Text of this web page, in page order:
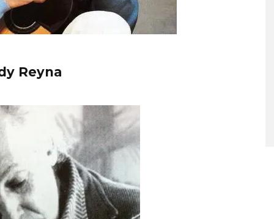
Reyna
EL
EN CARACAS
2026